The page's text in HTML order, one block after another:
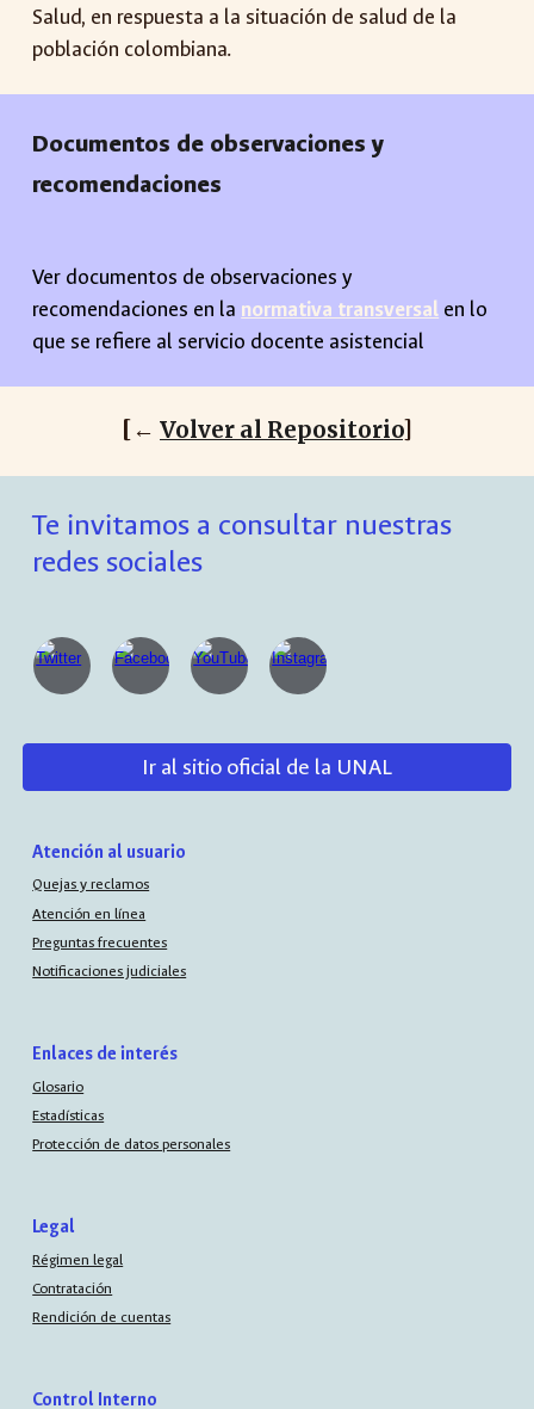
Salud, en respuesta a la situación de salud de la
población colombiana.
Documentos de observaciones y
recomendaciones
Ver documentos de observaciones y
recomendaciones en la normativa transversal en lo
que se refiere al servicio docente asistencial
[← Volver al Repositorio]
Te invitamos a consultar nuestras
redes sociales
Ir al sitio oficial de la UNAL
Atención al usuario
Quejas y reclamos
Atención en línea
Preguntas frecuentes
Notificaciones judiciales
Enlaces de interés
Glosario
Estadísticas
Protección de datos personales
Legal
Régimen legal
Contratación
Rendición de cuentas
Control Interno